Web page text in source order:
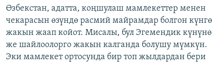
Өзбекстан, адатта, коңшулаш мамлекеттер менен
чекарасын өзүндө расмий майрамдар болгон күнгө
жакын жаап койот. Мисалы, бул Эгемендик күнүнө
же шайлоолорго жакын калганда болушу мүмкүн.
Эки мамлекет ортосунда бир топ жылдардан бери